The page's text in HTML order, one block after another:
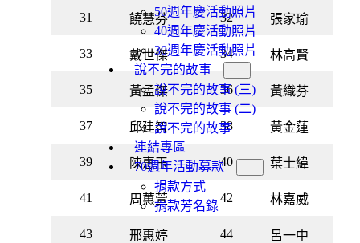
50週年慶活動照片
40週年慶活動照片
30週年慶活動照片
說不完的故事
說不完的故事 (三)
說不完的故事 (二)
說不完的故事
連結專區
70週年活動募款
捐款方式
捐款芳名錄
31 饒慧芬 32 張家瑜
33 戴世傑 34 林高賢
35 黃孟傑 36 黃織芬
37 邱建智 38 黃金蓮
39 陳惠玉 40 葉士緯
41 周蕙萱 42 林嘉威
43 邢惠婷 44 呂一中